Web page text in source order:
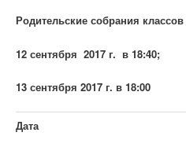
Родительские собрания классов
12 сентября 2017 г. в 18:40;
13 сентября 2017 г. в 18:00
Дата